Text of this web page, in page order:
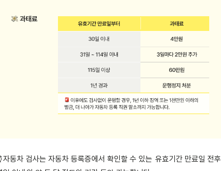
자동차 검사는 자동차 등록증에서 확인할 수 있는 유효기간 만료일 전후